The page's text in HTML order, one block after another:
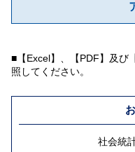
■【Excel】、【PDF】及び
照してください。
社会統